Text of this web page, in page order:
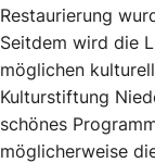
Restaurierung
Seitdem wird die
möglichen
Kulturstiftung
schönes
möglicherweise